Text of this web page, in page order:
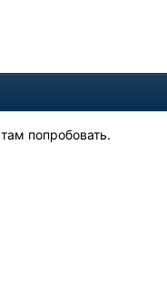
попробовать.